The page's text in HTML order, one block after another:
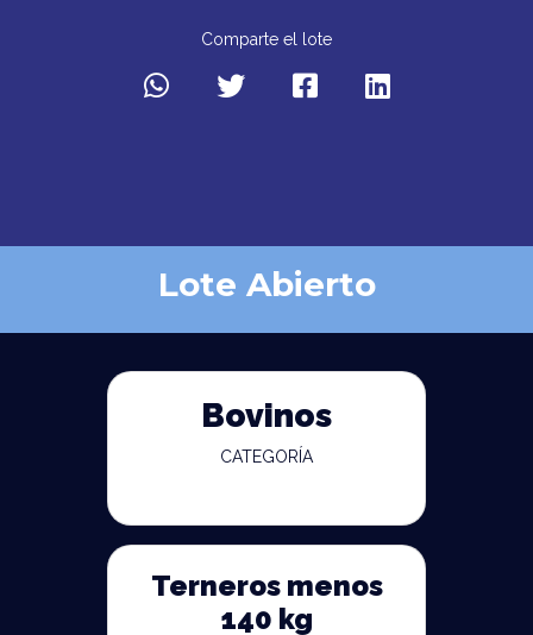
Comparte el lote
Lote Abierto
Bovinos
CATEGORÍA
Terneros menos
140 kg